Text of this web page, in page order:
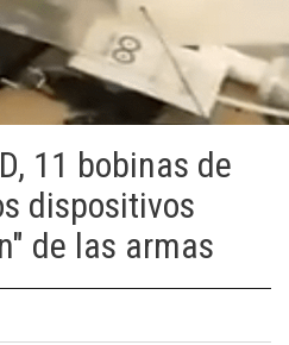
11 bobinas de
dispositivos
de las armas